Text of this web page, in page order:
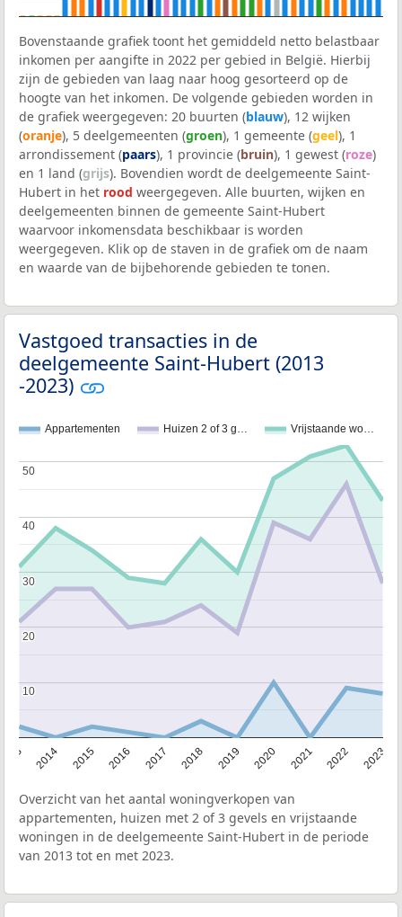
Bovenstaande grafiek toont het gemiddeld netto belastbaar
inkomen per aangifte in 2022 per gebied in België. Hierbij
zijn de gebieden van laag naar hoog gesorteerd op de
hoogte van het inkomen. De volgende gebieden worden in
de grafiek weergegeven: 20 buurten (blauw), 12 wijken
(oranje), 5 deelgemeenten (groen), 1 gemeente (geel), 1
arrondissement (paars), 1 provincie (bruin), 1 gewest (roze)
en 1 land (grijs). Bovendien wordt de deelgemeente Saint-
Hubert in het rood weergegeven. Alle buurten, wijken en
deelgemeenten binnen de gemeente Saint-Hubert
waarvoor inkomensdata beschikbaar is worden
weergegeven. Klik op de staven in de grafiek om de naam
en waarde van de bijbehorende gebieden te tonen.
Vastgoed transacties in de
deelgemeente Saint-Hubert (2013
-2023)
Appartementen Huizen 2 of 3 g… Vrijstaande wo…
2014 2015 2016 2017 2018 2019 2020 2021 2022 2023
10
10
20
20
30
30
40
40
50
50
Overzicht van het aantal woningverkopen van
appartementen, huizen met 2 of 3 gevels en vrijstaande
woningen in de deelgemeente Saint-Hubert in de periode
van 2013 tot en met 2023.